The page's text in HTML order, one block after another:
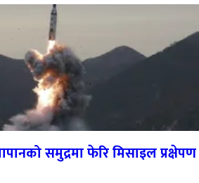
समुद्रमा फेरि मिसाइल प्रक्षेपण